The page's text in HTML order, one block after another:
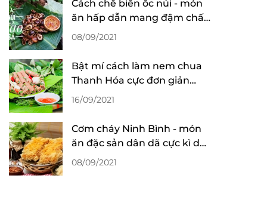
Cách chế biến ốc núi - món
ăn hấp dẫn mang đậm chất
Ninh Bình
08/09/2021
Bật mí cách làm nem chua
Thanh Hóa cực đơn giản
nhưng ngon như lời đồn
16/09/2021
Cơm cháy Ninh Bình - món
ăn đặc sản dân dã cực kì dễ
ăn dễ ghiền
08/09/2021